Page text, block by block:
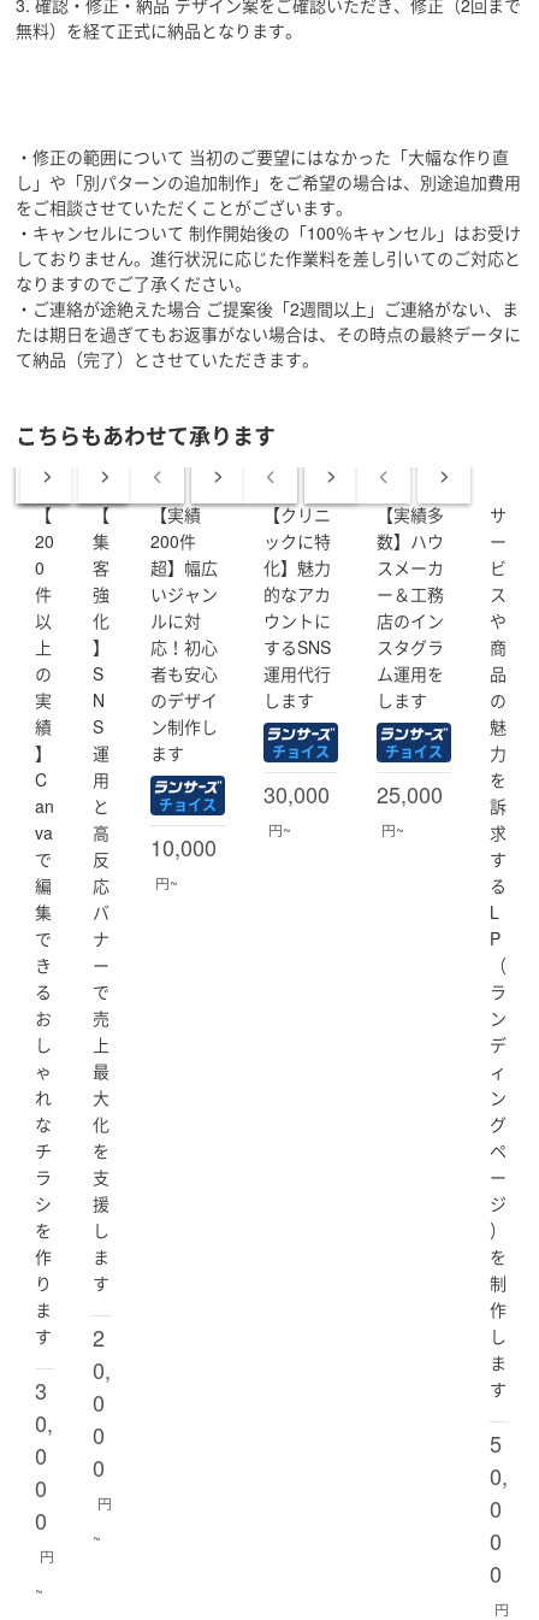
3.【MEO対策による店舗集客】SNSと相性の良いGoogle
【実績・受賞歴】
2021年： 豊岡市主催コンペ 最優秀賞受賞
2022年： ランサーズ×レノボ・ジャパン コンペ 最優秀賞
受賞
2024年：クリニック×業務提携
2025年：自社サービスの開始
累計実績： 170件突破
認定： ランサーズ公式 「認定ランサー」
ーズ）、X（旧Twitter）等の運用サポート
・広告バナー制作： 静止画・動画バナー（高いクリック
・LP制作： 構成・デザイン
・LINEリッチメニュー：デザイン
・MEO対策： AI×Googleマップ集客支援
・教育： デザイン講師、案件獲得サポート
【大切にしていること】 「返信の速さ」と「専門用語を
使わない丁寧な説明」を徹底しています。 ありがたいこ
とに公式からも「初心者に優しい」との評価をいただい
ております。
いつも皆さまありがとうございます。
まずは現状のお悩みをお聞かせください。 右上の「メッ
セージで相談する」より、24時間いつでもお気軽にご相
談お待ちしております！
無料）を経て正式に納品となります。
・修正の範囲について 当初のご要望にはなかった「大幅な作り直
し」や「別パターンの追加制作」をご希望の場合は、別途追加費用
をご相談させていただくことがございます。
・キャンセルについて 制作開始後の「100％キャンセル」はお受け
しておりません。進行状況に応じた作業料を差し引いてのご対応と
なりますのでご了承ください。
・ご連絡が途絶えた場合 ご提案後「2週間以上」ご連絡がない、ま
たは期日を過ぎてもお返事がない場合は、その時点の最終データに
て納品（完了）とさせていただきます。
こちらもあわせて承ります
【
20
0
件
以
上
の
実
績
】
C
an
va
で
編
集
で
き
る
お
し
ゃ
れ
な
チ
ラ
シ
を
作
り
ま
す
3
0,
0
0
0
円
~
【
集
客
強
化
】
S
N
S
運
用
と
高
反
応
バ
ナ
ー
で
売
上
最
大
化
を
支
援
し
ま
す
2
0,
0
0
0
円
~
【実績
200件
超】幅広
いジャン
ルに対
応！初心
者も安心
のデザイ
ン制作し
ます
チョイス
10,000
円~
【クリニ
ックに特
化】魅力
的なアカ
ウントに
するSNS
運用代行
します
チョイス
30,000
円~
【実績多
数】ハウ
スメーカ
ー＆工務
店のイン
スタグラ
ム運用を
します
チョイス
25,000
円~
サ
ー
ビ
ス
や
商
品
の
魅
力
を
訴
求
す
る
L
P
（
ラ
ン
デ
ィ
ン
グ
ペ
ー
ジ
）
を
制
作
し
ま
す
5
0,
0
0
0
円